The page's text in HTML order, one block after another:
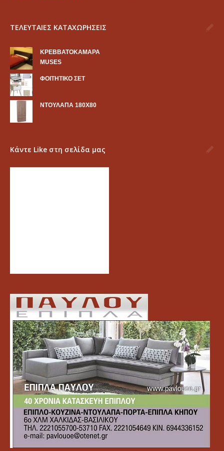
ΤΕΛΕΥΤΑΙΕΣ ΚΑΤΑΧΩΡΗΣΕΙΣ
KΡΕΒΒΑΤΟΚΑΜΑΡΑ
MUSES
ΦΟΙΤΗΤΙΚΟ ΣΕΤ
ΝΤΟΥΛΑΠΑ 180Χ80
Κάντε Like στη σελίδα μας